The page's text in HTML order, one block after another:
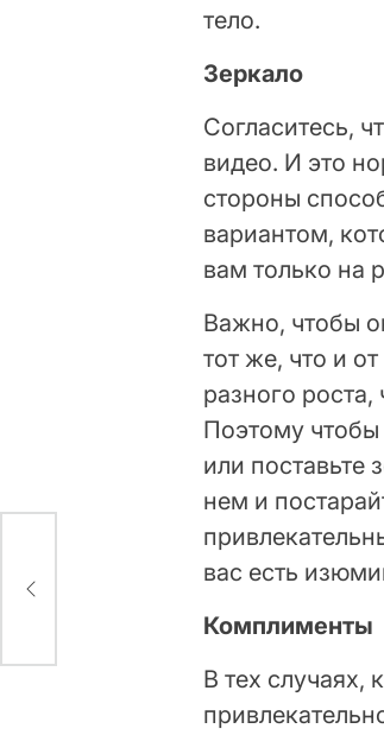
тело.
Зеркало
Согласитесь,
видео. И это
стороны
вариантом,
вам только на
Важно, чтобы
тот же, что и
разного
Поэтому
или поставьте
нем и
вас есть
Комплименты
В тех случаях,